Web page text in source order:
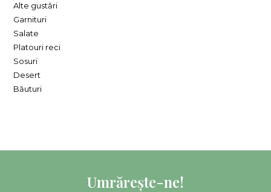
Alte gustări
Garnituri
Salate
Platouri reci
Sosuri
Desert
Băuturi
Umrărește-ne!